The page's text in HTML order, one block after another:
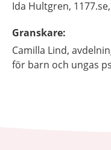
Ida Hultgren,
Granskare:
Camilla Lind,
för barn och ungas